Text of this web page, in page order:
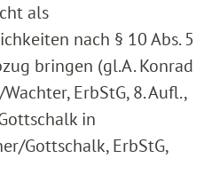
als
nach § 10 Abs. 5
bringen (gl.A. Konrad
ErbStG, 8. Aufl.,
in
Gottschalk, ErbStG,